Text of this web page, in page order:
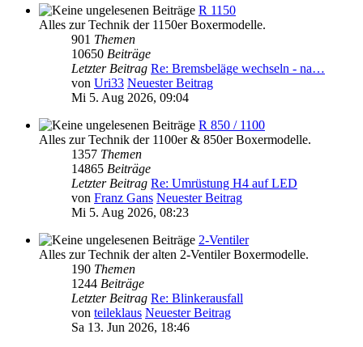
R 1150
Alles zur Technik der 1150er Boxermodelle.
901 Themen
10650 Beiträge
Letzter Beitrag Re: Bremsbeläge wechseln - na…
von Uri33 Neuester Beitrag
Mi 5. Aug 2026, 09:04
R 850 / 1100
Alles zur Technik der 1100er & 850er Boxermodelle.
1357 Themen
14865 Beiträge
Letzter Beitrag Re: Umrüstung H4 auf LED
von Franz Gans Neuester Beitrag
Mi 5. Aug 2026, 08:23
2-Ventiler
Alles zur Technik der alten 2-Ventiler Boxermodelle.
190 Themen
1244 Beiträge
Letzter Beitrag Re: Blinkerausfall
von teileklaus Neuester Beitrag
Sa 13. Jun 2026, 18:46